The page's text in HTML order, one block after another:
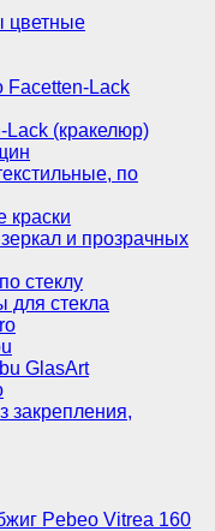
цветные
Facetten-Lack
(кракелюр)
по
краски
и прозрачных
стеклу
для стекла
GlasArt
закрепления,
Pebeo Vitrea 160